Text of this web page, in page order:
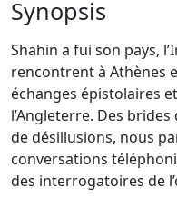
Synopsis
Shahin a fui son pays,
rencontrent à Athènes
échanges épistolaires
l’Angleterre. Des
de désillusions, nous
conversations
des interrogatoires de